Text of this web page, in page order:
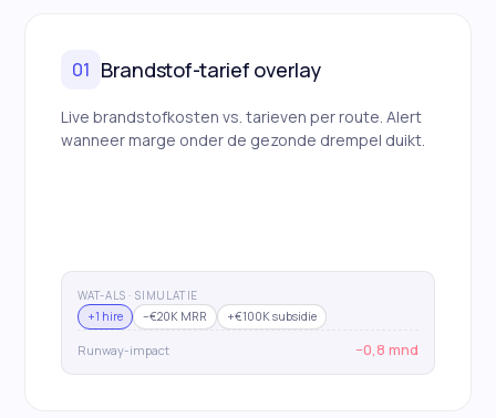
01 Brandstof-tarief overlay
Live brandstofkosten vs. tarieven per route. Alert
wanneer marge onder de gezonde drempel duikt.
WAT-ALS · SIMULATIE
+1 hire
−€20K MRR +€100K subsidie
Runway-impact −0,8 mnd